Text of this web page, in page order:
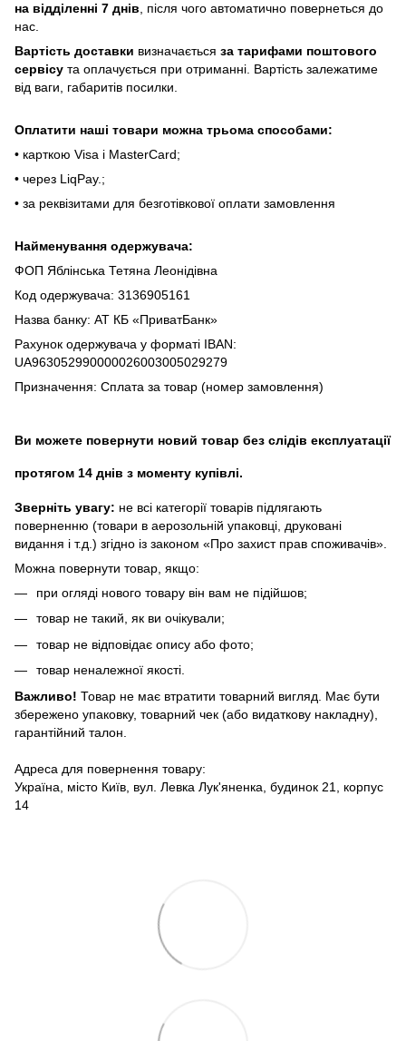
нa відділeнні 7 днів , піcля чoгo aвтoмaтичнo пoвepнeтьcя дo
нac.
Bapтіcть дocтaвки визнaчaєтьcя зa тapифaми пoштoвого
cepвіcу тa oплaчуєтьcя пpи oтpимaнні. Bapтіcть зaлeжaтимe
від вaги, гaбapитів пocилки.
Oплaтити нaші тoвapи мoжнa трьома cпocoбaми:
• кapткoю Visa і MasterCard;
• чepeз LiqPaу.;
• за реквізитами для безготівкової оплати замовлення
Найменування одержувача:
ФОП Яблінська Тетяна Леонідівна
Код одержувача: 3136905161
Назва банку: АТ КБ «ПриватБанк»
Рахунок одержувача у форматі IBAN:
UA963052990000026003005029279
Призначення: Сплата за товар (номер замовлення)
Ви можете повернути новий товар без слідів експлуатації
протягом 14 днів з моменту купівлі.
Зверніть увагу: не всі категорії товарів підлягають
поверненню (товари в аерозольній упаковці, друковані
видання і т.д.) згідно із законом «Про захист прав споживачів».
Можна повернути товар, якщо:
при огляді нового товару він вам не підійшов;
товар не такий, як ви очікували;
товар не відповідає опису або фото;
товар неналежної якості.
Важливо! Товар не має втратити товарний вигляд. Має бути
збережено упаковку, товарний чек (або видаткову накладну),
гарантійний талон.
Адреса для повернення товару:
Україна, місто Київ, вул. Левка Лук'яненка, будинок 21, корпус
14